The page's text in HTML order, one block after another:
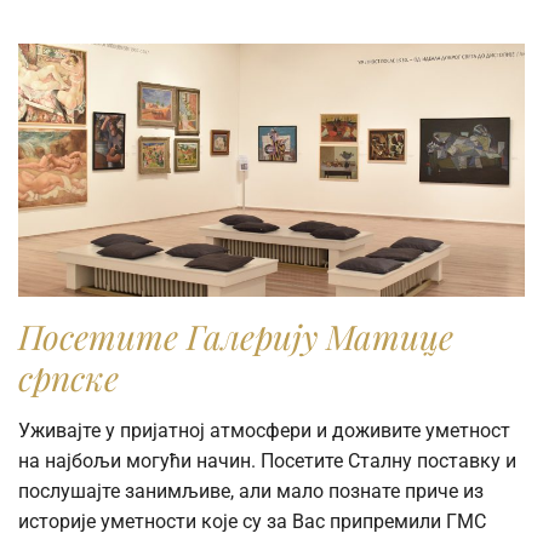
Посетите Галерију Матице
српске
Уживајте у пријатној атмосфери и доживите уметност
на најбољи могући начин. Посетите Сталну поставку и
послушајте занимљиве, али мало познате приче из
историје уметности које су за Вас припремили ГМС